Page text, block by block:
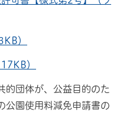
）
）
的団体が、公益目的のた
公園使用料減免申請書の